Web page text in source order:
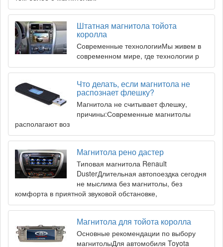
Штатная магнитола тойота
королла
Современные технологииМы живем в
современном мире, где технологии р
Что делать, если магнитола не
распознает флешку?
Магнитола не считывает флешку,
причины:Современные магнитолы
располагают воз
Магнитола рено дастер
Типовая магнитола Renault
DusterДлительная автопоездка сегодня
не мыслима без магнитолы, без
комфорта в приятной звуковой обстановке,
Магнитола для тойота королла
Основные рекомендации по выбору
магнитолыДля автомобиля Toyota